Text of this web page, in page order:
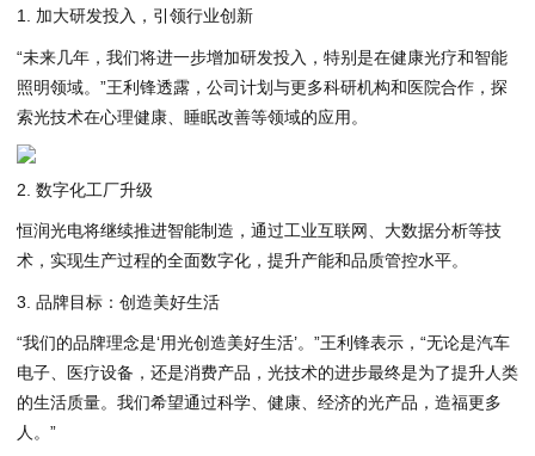
1. 加大研发投入，引领行业创新
“未来几年，我们将进一步增加研发投入，特别是在健康光疗和智能
照明领域。”王利锋透露，公司计划与更多科研机构和医院合作，探
索光技术在心理健康、睡眠改善等领域的应用。
2. 数字化工厂升级
恒润光电将继续推进智能制造，通过工业互联网、大数据分析等技
术，实现生产过程的全面数字化，提升产能和品质管控水平。
3. 品牌目标：创造美好生活
“我们的品牌理念是‘用光创造美好生活’。”王利锋表示，“无论是汽车
电子、医疗设备，还是消费产品，光技术的进步最终是为了提升人类
的生活质量。我们希望通过科学、健康、经济的光产品，造福更多
人。”